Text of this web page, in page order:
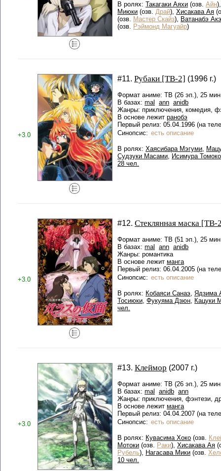
В ролях: Такагаки Аяхи (озв. Айн
Миюки (озв. Драй), Хисакава Ая
(озв. Мастер Скайз), Ватанабэ
(озв. Рэймонд Магуайр)
+3.0
#11. Рубаки [ТВ-2] (1996 г.)
Формат аниме: ТВ (26 эп.), 25
В базах: mal ann anidb
Жанры: приключения, комедия,
В основе лежит ранобэ
Первый релиз: 05.04.1996 (на
Синопсис: есть описание
В ролях: Хаясибара Мэгуми,
Судзуки Масами, Исимура Томоко
28 чел.
+3.0
#12. Стеклянная маска [ТВ-
Формат аниме: ТВ (51 эп.), 25
В базах: mal ann anidb
Жанры: романтика
В основе лежит манга
Первый релиз: 06.04.2005 (на
Синопсис: есть описание
В ролях: Кобаяси Санаэ, Ядзима
Тосиюки, Фукуяма Дзюн, Кацуки
чел.
+3.0
#13. Клеймор (2007 г.)
Формат аниме: ТВ (26 эп.), 25
В базах: mal anidb ann
Жанры: приключения, фэнтези,
В основе лежит манга
Первый релиз: 04.04.2007 (на
Синопсис: есть описание
В ролях: Кувасима Хоко (озв.
Мотоки (озв. Раки), Хисакава Ая
Рубель), Нагасава Мики (озв.
10 чел.